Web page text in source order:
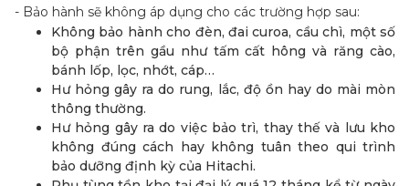
- Bảo hành sẽ không áp dụng cho các trường hợp sau:
Không bảo hành cho đèn, đai curoa, cầu chì, một số
bộ phận trên gầu như tấm cất hông và răng cào,
bánh lốp, lọc, nhớt, cáp…
Hư hỏng gây ra do rung, lắc, độ ồn hay do mài mòn
thông thường.
Hư hỏng gây ra do việc bảo trì, thay thế và lưu kho
không đúng cách hay không tuân theo qui trình
bảo dưỡng định kỳ của Hitachi.